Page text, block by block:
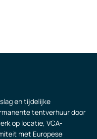
en tijdelijke
tentverhuur door
op locatie, VCA-
met Europese